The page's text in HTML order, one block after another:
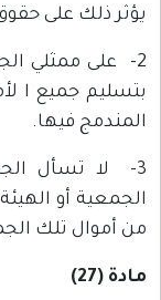
يؤثر ذلك على
2- على ممثلي
بتسليم جميع ا
المندمج فيها.
3- لا تسأل
الجمعية أو
من أموال تلك
مادة (27)